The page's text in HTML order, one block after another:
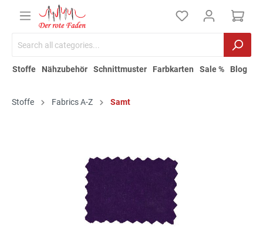
Stoffe Nähzubehör Schnittmuster Farbkarten Sale % Blog
Stoffe Fabrics A-Z Samt